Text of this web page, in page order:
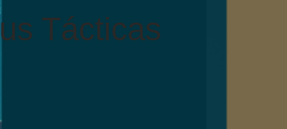
Tácticas